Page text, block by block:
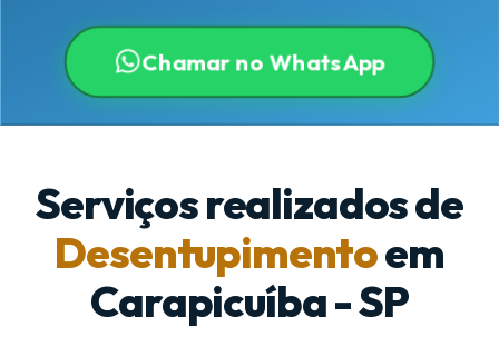
Chamar no WhatsApp
Serviços realizados de
Desentupimentoem
Carapicuíba - SP